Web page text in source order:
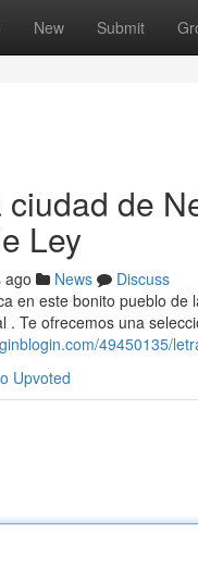
New Submit
de
Ley
ago News
Discuss
en este bonito pueblo
. Te ofrecemos una
49450135/
Upvoted